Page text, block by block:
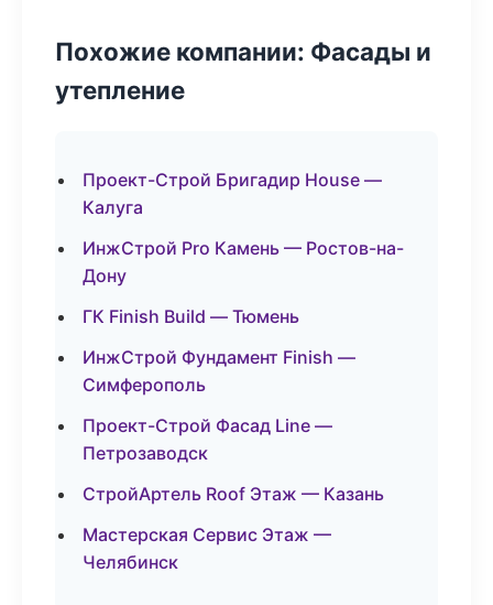
Похожие компании: Фасады и
утепление
Проект-Строй Бригадир House —
Калуга
ИнжСтрой Pro Камень — Ростов-на-
Дону
ГК Finish Build — Тюмень
ИнжСтрой Фундамент Finish —
Симферополь
Проект-Строй Фасад Line —
Петрозаводск
СтройАртель Roof Этаж — Казань
Мастерская Сервис Этаж —
Челябинск